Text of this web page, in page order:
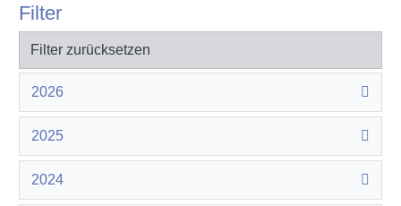
Filter
Filter zurücksetzen
2026
2025
2024